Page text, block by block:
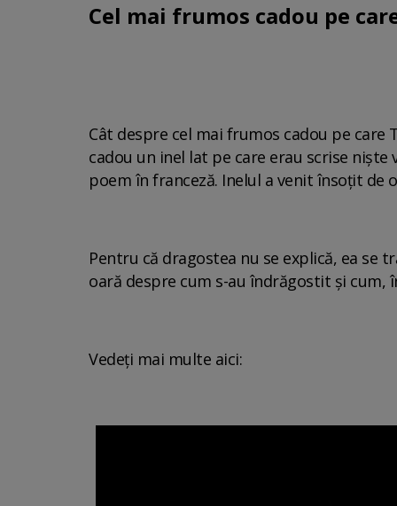
Cel mai frumos cadou pe
Cât despre cel mai frumos cadou pe care
cadou un inel lat pe care erau scrise
poem în franceză. Inelul a venit însoțit de
Pentru că dragostea nu se explică, ea se
oară despre cum s-au îndrăgostit și
Vedeți mai multe aici: